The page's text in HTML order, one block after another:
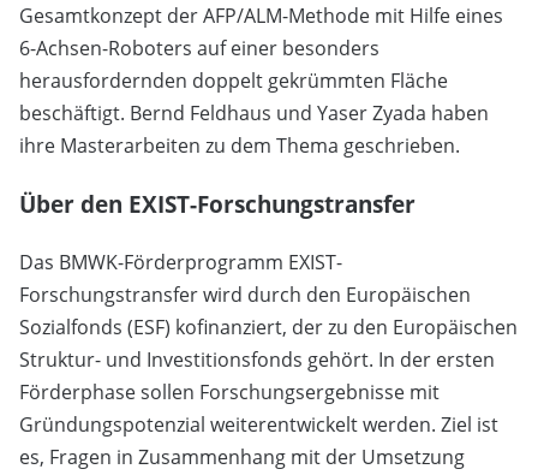
Gesamtkonzept der AFP/ALM-Methode mit Hilfe eines
6-Achsen-Roboters auf einer besonders
herausfordernden doppelt gekrümmten Fläche
beschäftigt. Bernd Feldhaus und Yaser Zyada haben
ihre Masterarbeiten zu dem Thema geschrieben.
Über den EXIST-Forschungstransfer
Das BMWK-Förderprogramm EXIST-
Forschungstransfer wird durch den Europäischen
Sozialfonds (ESF) kofinanziert, der zu den Europäischen
Struktur- und Investitionsfonds gehört. In der ersten
Förderphase sollen Forschungsergebnisse mit
Gründungspotenzial weiterentwickelt werden. Ziel ist
es, Fragen in Zusammenhang mit der Umsetzung